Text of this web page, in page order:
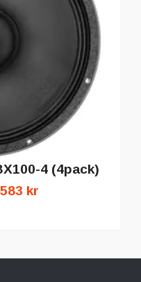
4 (4pack)
kr